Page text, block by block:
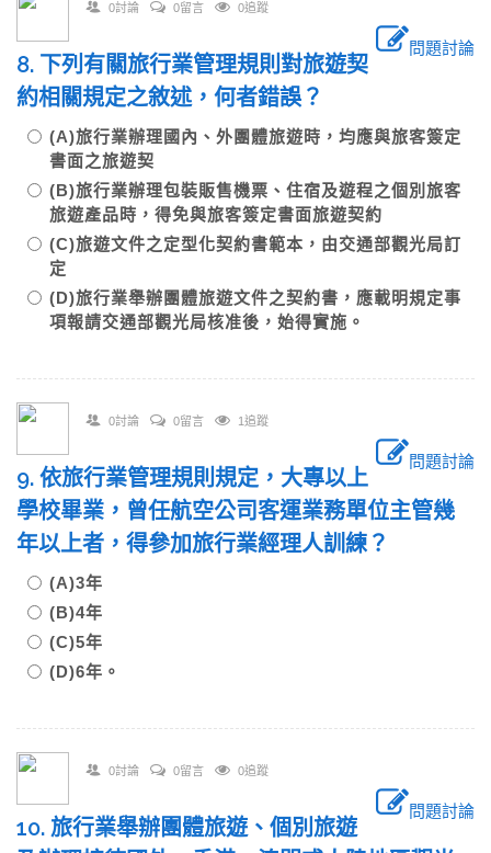
0討論 0留言 0追蹤
問題討論
8. 下列有關旅行業管理規則對旅遊契
約相關規定之敘述，何者錯誤？
(A)旅行業辦理國內、外團體旅遊時，均應與旅客簽定
書面之旅遊契
(B)旅行業辦理包裝販售機票、住宿及遊程之個別旅客
旅遊產品時，得免與旅客簽定書面旅遊契約
(C)旅遊文件之定型化契約書範本，由交通部觀光局訂
定
(D)旅行業舉辦團體旅遊文件之契約書，應載明規定事
項報請交通部觀光局核准後，始得實施。
0討論 0留言 1追蹤
問題討論
9. 依旅行業管理規則規定，大專以上
學校畢業，曾任航空公司客運業務單位主管幾
年以上者，得參加旅行業經理人訓練？
(A)3年
(B)4年
(C)5年
(D)6年。
0討論 0留言 0追蹤
問題討論
10. 旅行業舉辦團體旅遊、個別旅遊